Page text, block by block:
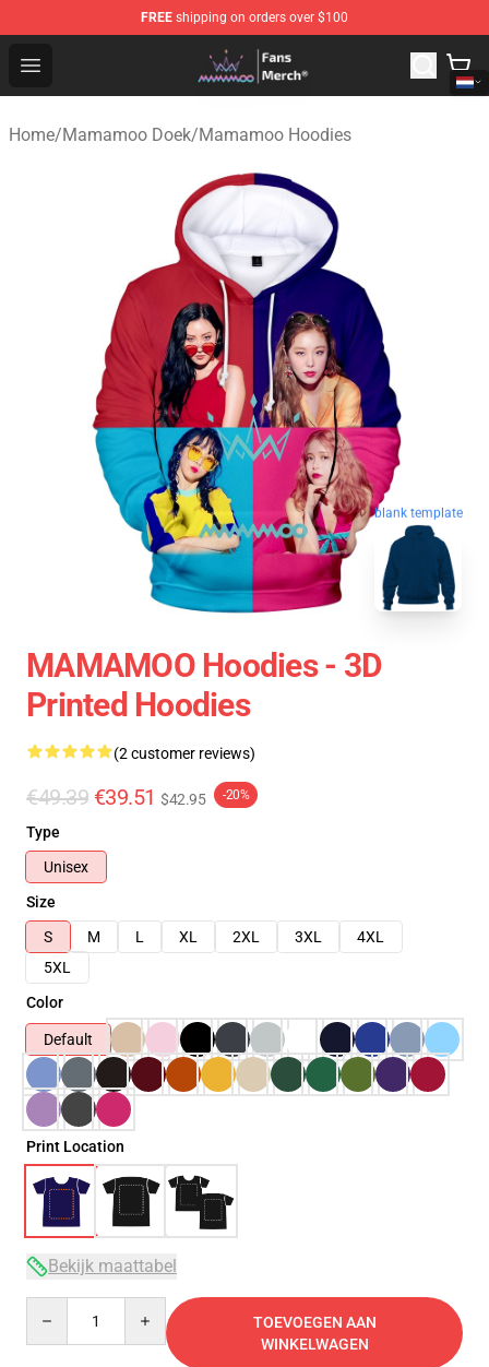
FREE shipping on orders over $100
Open menu
Mamamoo Store - Official Mamamoo Merchandise Shop
Home/Mamamoo Doek/Mamamoo Hoodies
blank template
MAMAMOO Hoodies - 3D
Printed Hoodies
(2 customer reviews)
€49.39 €39.51 $42.95 -20%
Type
Unisex
Size
S
M L XL 2XL 3XL
4XL
5XL
Color
Default
Print Location
Bekijk maattabel
TOEVOEGEN AAN
WINKELWAGEN